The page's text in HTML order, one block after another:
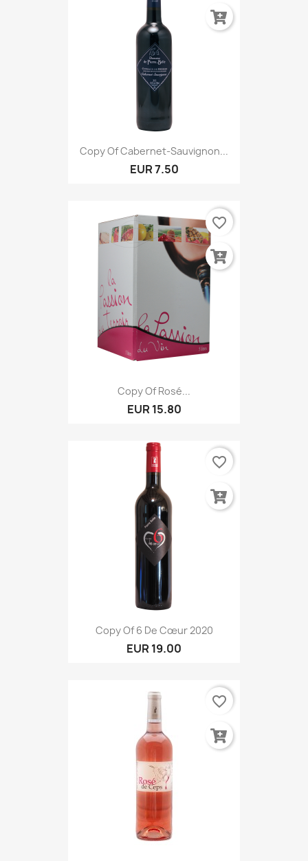
Copy Of Cabernet-Sauvignon...
EUR 7.50
Copy Of Rosé...
EUR 15.80
favorite_border
Copy Of 6 De Cœur 2020
EUR 19.00
favorite_border
favorite_border